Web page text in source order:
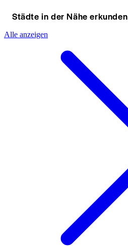
Städte in der Nähe erkunden
Alle anzeigen